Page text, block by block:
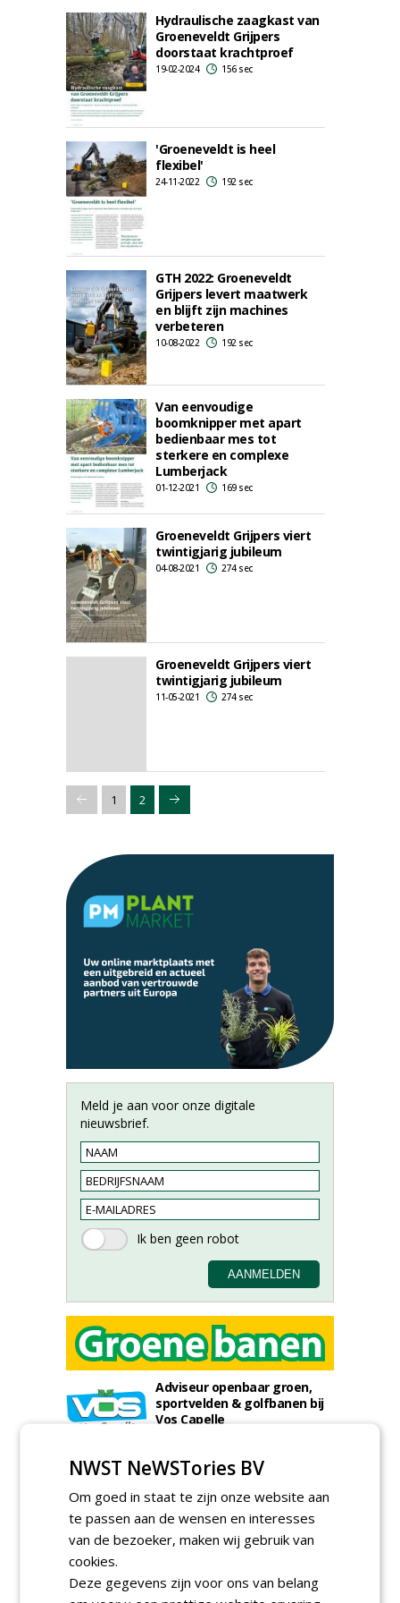
Hydraulische zaagkast van
Groeneveldt Grijpers
doorstaat krachtproef
19-02-2024 156 sec
'Groeneveldt is heel
flexibel'
24-11-2022 192 sec
GTH 2022: Groeneveldt
Grijpers levert maatwerk
en blijft zijn machines
verbeteren
10-08-2022 192 sec
Van eenvoudige
boomknipper met apart
bedienbaar mes tot
sterkere en complexe
Lumberjack
01-12-2021 169 sec
Groeneveldt Grijpers viert
twintigjarig jubileum
04-08-2021 274 sec
Groeneveldt Grijpers viert
twintigjarig jubileum
11-05-2021 274 sec
1 2
Meld je aan voor onze digitale
nieuwsbrief.
Adviseur openbaar groen,
sportvelden & golfbanen bij
Vos Capelle
Accountmanager Nederland
bij Dabekausen
15-07-2026, Nederweert
Projectcoördinator milieu en
saneringen JdB groep
Werkvoorbereider /
NWST NeWSTories BV
Om goed in staat te zijn onze website aan
te passen aan de wensen en interesses
van de bezoeker, maken wij gebruik van
cookies.
Deze gegevens zijn voor ons van belang